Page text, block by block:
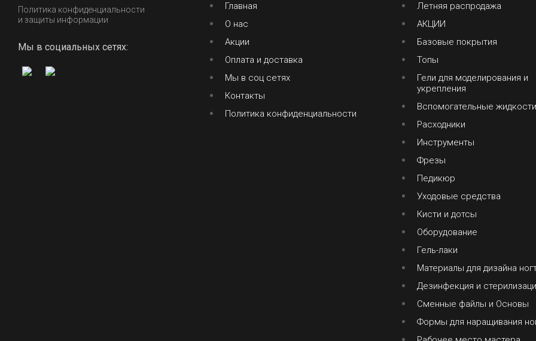
Политика конфиденциальности
и защиты информации
Мы в социальных сетях:
Главная
О нас
Акции
Оплата и доставка
Мы в соц сетях
Контакты
Политика конфиденциальности
Летняя распродажа
АКЦИИ
Базовые покрытия
Топы
Гели для моделирования и
укрепления
Вспомогательные жидкости
Расходники
Инструменты
Фрезы
Педикюр
Уходовые средства
Кисти и дотсы
Оборудование
Гель-лаки
Материалы для дизайна
Дезинфекция и
Сменные файлы и Основы
Формы для наращивания